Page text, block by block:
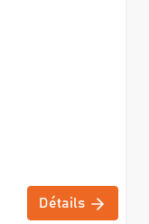
Détails